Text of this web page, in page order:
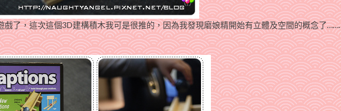
戲了，這次這個3D建構積木我可是很推的，因為我發現磨娘精開始有立體及空間的概念了…….